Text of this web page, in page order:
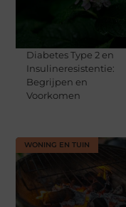
Diabetes Type 2 en
Insulineresistentie:
Begrijpen en
Voorkomen
WONING EN TUIN